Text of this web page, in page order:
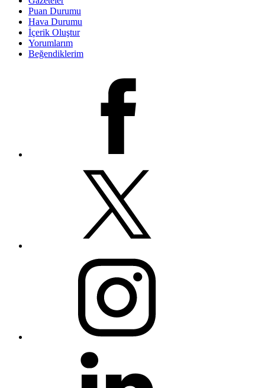
Puan Durumu
Hava Durumu
İçerik Oluştur
Yorumlarım
Beğendiklerim